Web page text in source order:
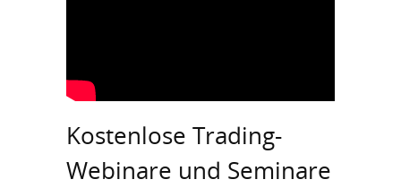
Kostenlose Trading-
Webinare und Seminare